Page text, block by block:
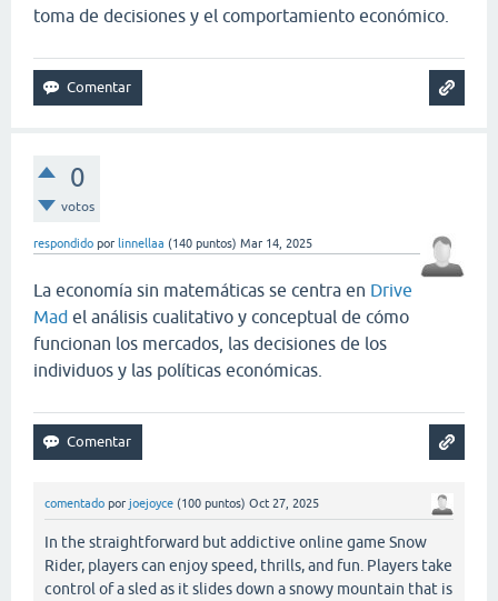
toma de decisiones y el comportamiento económico.
0
votos
respondido por linnellaa (140 puntos) Mar 14, 2025
La economía sin matemáticas se centra en Drive
Mad el análisis cualitativo y conceptual de cómo
funcionan los mercados, las decisiones de los
individuos y las políticas económicas.
comentado por joejoyce (100 puntos) Oct 27, 2025
In the straightforward but addictive online game Snow
Rider, players can enjoy speed, thrills, and fun. Players take
control of a sled as it slides down a snowy mountain that is